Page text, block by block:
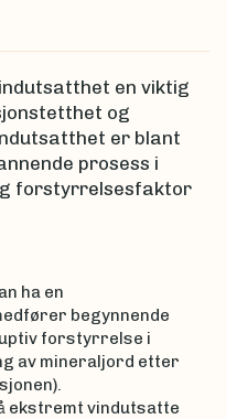
en viktig
og
er blant
prosess i
forstyrrelsesfaktor
ha en
begynnende
forstyrrelse i
av mineraljord etter
ekstremt vindutsatte